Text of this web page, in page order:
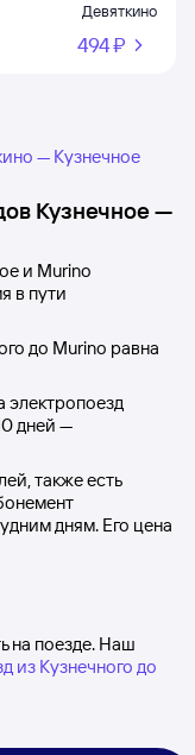
Девяткино
494 ⁠₽
— Кузнечное
Кузнечное—
и Murino
в пути
до Murino равна
электропоезд
дней —
, также есть
дням. Его цена
на поезде. Наш
из Кузнечного до